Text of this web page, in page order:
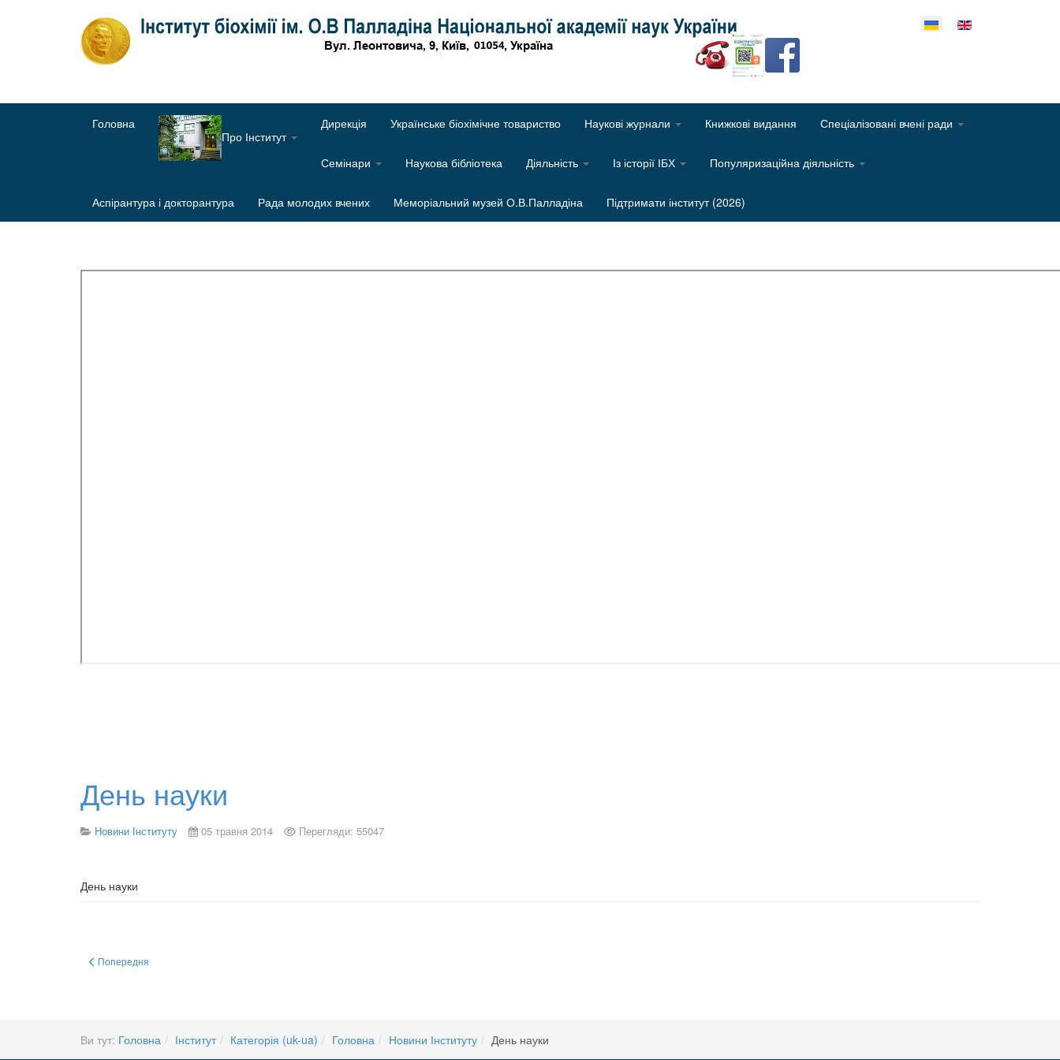
Оберіть свою мову
Головна
Про Інститут
Дирекція Українське біохімічне товариство Наукові журнали Книжкові видання Спеціалізовані вчені ради
Семінари Наукова бібліотека Діяльність Із історії ІБХ Популяризаційна діяльність
Аспірантура і докторантура Рада молодих вчених Меморіальний музей О.В.Палладіна Підтримати інститут (2026)
День науки
Новини Інституту 05 травня 2014 Перегляди: 55047
День науки
Попередня стаття: Конференція молодих вчених - 2013
Попередня
Ви тут: Головна Інститут Категорія (uk-ua) Головна Новини Інституту День науки